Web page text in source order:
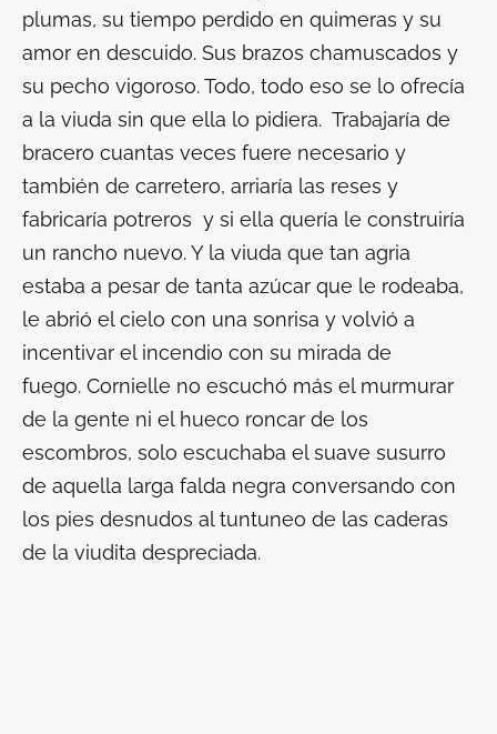
plumas, su tiempo perdido en quimeras y su
amor en descuido. Sus brazos chamuscados y
su pecho vigoroso. Todo, todo eso se lo ofrecía
a la viuda sin que ella lo pidiera. Trabajaría de
bracero cuantas veces fuere necesario y
también de carretero, arriaría las reses y
fabricaría potreros y si ella quería le construiría
un rancho nuevo. Y la viuda que tan agria
estaba a pesar de tanta azúcar que le rodeaba,
le abrió el cielo con una sonrisa y volvió a
incentivar el incendio con su mirada de
fuego. Cornielle no escuchó más el murmurar
de la gente ni el hueco roncar de los
escombros, solo escuchaba el suave susurro
de aquella larga falda negra conversando con
los pies desnudos altuntuneo de las caderas
de la viudita despreciada.